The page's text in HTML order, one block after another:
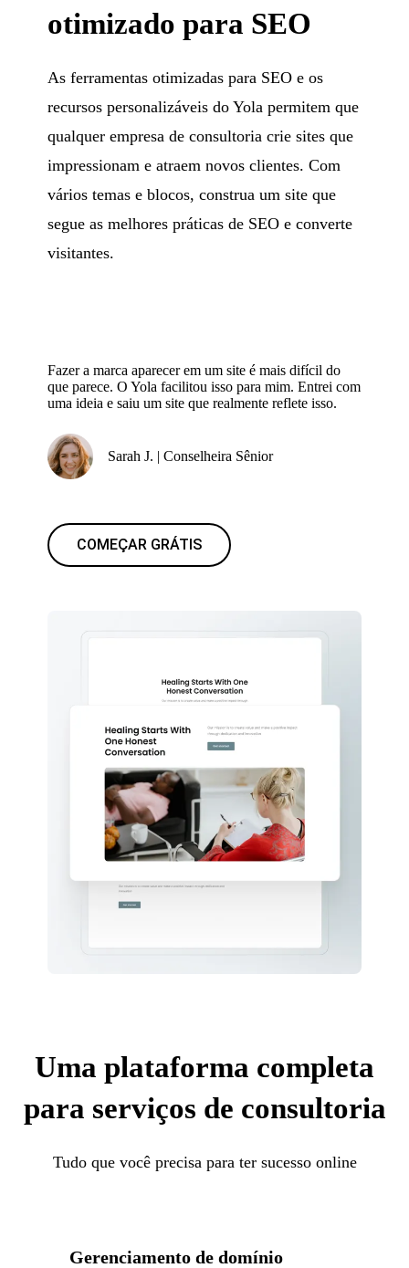
otimizado para SEO
As ferramentas otimizadas para SEO e os
recursos personalizáveis do Yola permitem que
qualquer empresa de consultoria crie sites que
impressionam e atraem novos clientes. Com
vários temas e blocos, construa um site que
segue as melhores práticas de SEO e converte
visitantes.
Fazer a marca aparecer em um site é mais difícil do
que parece. O Yola facilitou isso para mim. Entrei com
uma ideia e saiu um site que realmente reflete isso.
Sarah J. | Conselheira Sênior
COMEÇAR GRÁTIS
Uma plataforma completa
para serviços de consultoria
Tudo que você precisa para ter sucesso online
Gerenciamento de domínio